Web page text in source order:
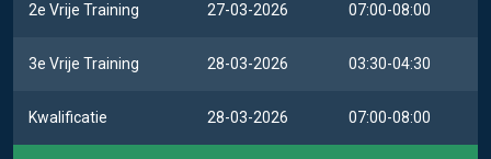
2e Vrije Training 27-03-2026 07:00-08:00
3e Vrije Training 28-03-2026 03:30-04:30
Kwalificatie 28-03-2026 07:00-08:00